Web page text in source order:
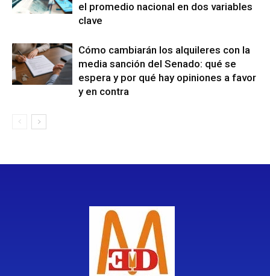
el promedio nacional en dos variables
clave
Cómo cambiarán los alquileres con la
media sanción del Senado: qué se
espera y por qué hay opiniones a favor
y en contra